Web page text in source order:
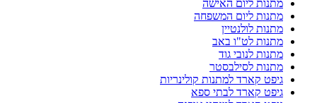
מתנות ליום האישה
מתנות ליום המשפחה
מתנות לולנטיין
מתנות לט"ו באב
מתנות לנובי גוד
מתנות לסילבסטר
גיפט קארד למתנות קולינריות
גיפט קארד לבתי ספא